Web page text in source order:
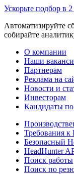
Ускорьте подбор в
Автоматизируйте
собирайте
О компании
Наши
Партнерам
Реклама на
Новости и
Инвесторам
Кандидаты
Требования
Безопасный
HeadHunter
Поиск работы
Поиск по